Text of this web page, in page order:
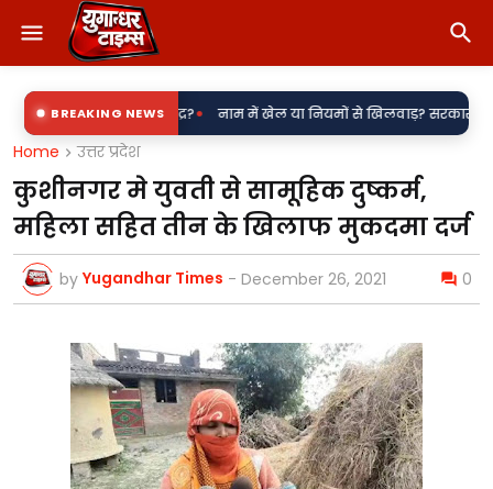
BREAKING NEWS
बिजली उपकेंद्र?• नाम में खेल या नियमों से खिलवाड़? सरकारी शिलापट्टों पर
Home उत्तर प्रदेश
कुशीनगर मे युवती से सामूहिक दुष्कर्म,
महिला सहित तीन के खिलाफ मुकदमा दर्ज
by Yugandhar Times - December 26, 2021 0